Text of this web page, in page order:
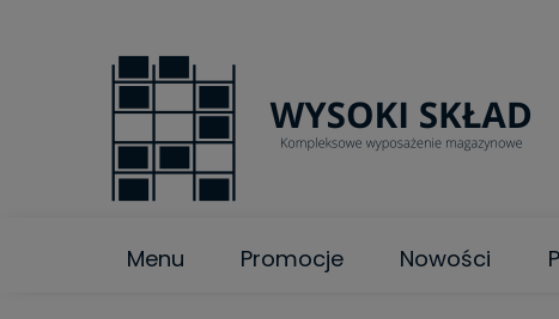
Menu Promocje Nowości